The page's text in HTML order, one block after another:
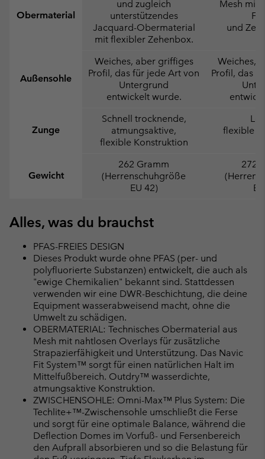
Obermaterial
und zugleich
unterstützendes
Jacquard-Obermaterial
mit flexibler Zehenbox.
Mesh mit
und
Außensohle
Weiches, aber griffiges
Profil, das für jede Art von
Untergrund
entwickelt wurde.
Weiches,
Profil, das
Zunge
Schnell trocknende,
atmungsaktive,
flexible Konstruktion
flexible
Gewicht
262 Gramm
(Herrenschuhgröße
EU 42)
272
Alles, was du brauchst
PFAS-FREIES DESIGN
Dieses Produkt wurde ohne PFAS (per- und
polyfluorierte Substanzen) entwickelt, die auch als
"ewige Chemikalien" bekannt sind. Stattdessen
verwenden wir eine DWR-Beschichtung, die deine
Equipment wasserabweisend macht, ohne die
Umwelt zu schädigen.
OBERMATERIAL: Technisches Obermaterial aus
Mesh mit nahtlosen Overlays für zusätzliche
Strapazierfähigkeit und Unterstützung. Das Navic
Fit System™ sorgt für einen natürlichen Halt im
Mittelfußbereich. Outdry™ wasserdichte,
atmungsaktive Konstruktion.
ZWISCHENSOHLE: Omni-Max™ Plus System: Die
Techlite+™-Zwischensohle umschließt die Ferse
und sorgt für eine optimale Balance, während die
Deflection Domes im Vorfuß- und Fersenbereich
den Aufprall absorbieren und so die Belastung für